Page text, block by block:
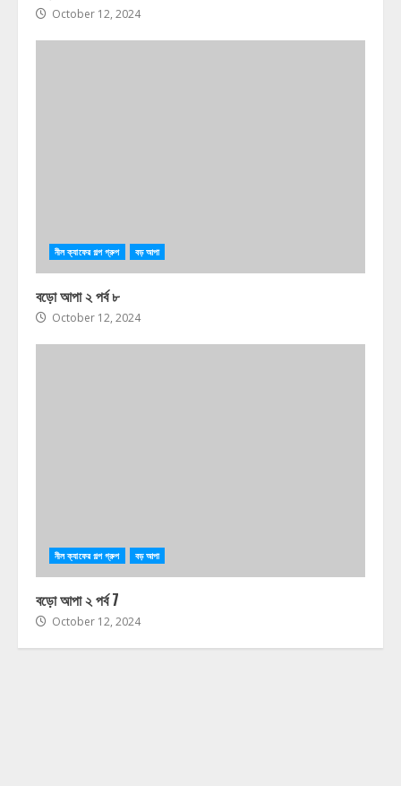
October 12, 2024
নীল ক্যাফের গল্প গ্রুপ বড় আপা
বড়ো আপা ২ পর্ব ৮
October 12, 2024
নীল ক্যাফের গল্প গ্রুপ বড় আপা
বড়ো আপা ২ পর্ব 7
October 12, 2024